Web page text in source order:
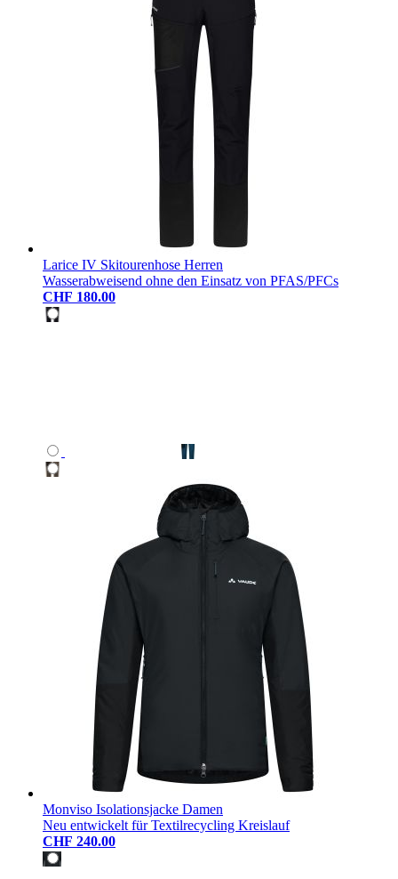
Larice IV Skitourenhose Herren
Wasserabweisend ohne den Einsatz von PFAS/PFCs
CHF 180.00
Monviso Isolationsjacke Damen
Neu entwickelt für Textilrecycling Kreislauf
CHF 240.00